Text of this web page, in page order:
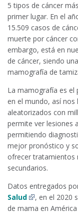
5 tipos de cáncer
primer lugar. En el
15.509 casos de
muerte por cáncer
embargo, está en
de cáncer, siendo
mamografía de
La mamografía es el
en el mundo, así
aleatorizados con
permite ver lesiones
permitiendo
mejor pronóstico y
ofrecer tratamientos
secundarios.
Datos entregados
Salud
, en el 2020
de mama en